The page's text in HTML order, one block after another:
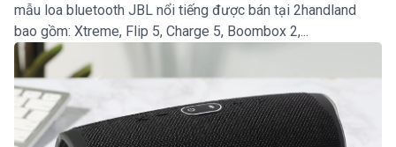
mẫu loa bluetooth JBL nổi tiếng được bán tại 2handland
bao gồm: Xtreme, Flip 5, Charge 5, Boombox 2,...